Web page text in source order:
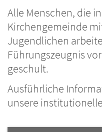
Alle Menschen, die
Kirchengemeinde
Jugendlichen
Führungszeugnis
geschult.
Ausführliche
unsere